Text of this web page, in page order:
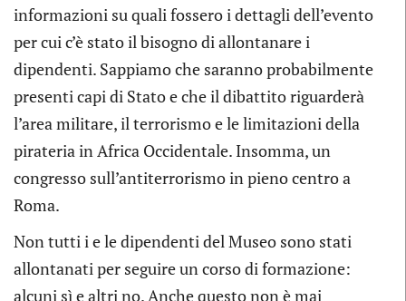
informazioni su quali fossero i dettagli dell’evento
per cui c’è stato il bisogno di allontanare i
dipendenti. Sappiamo che saranno probabilmente
presenti capi di Stato e che il dibattito riguarderà
l’area militare, il terrorismo e le limitazioni della
pirateria in Africa Occidentale. Insomma, un
congresso sull’antiterrorismo in pieno centro a
Roma.
Non tutti i e le dipendenti del Museo sono stati
allontanati per seguire un corso di formazione:
alcuni sì e altri no. Anche questo non è mai